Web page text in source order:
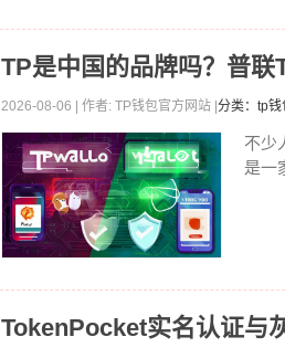
TP是中国的品牌吗？普
2026-08-06 | 作者: TP钱包官方网站 | 分类：tp
不少
是一
TokenPocket实名认证与